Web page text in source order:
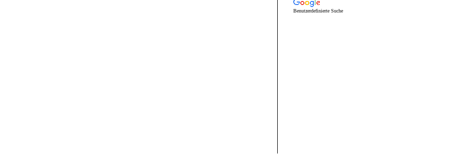
Benutzerdefinierte Suche